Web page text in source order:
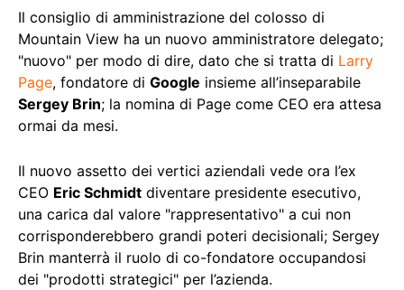
Il consiglio di amministrazione del colosso di
Mountain View ha un nuovo amministratore delegato;
"nuovo" per modo di dire, dato che si tratta di Larry
Page, fondatore di Google insieme all’inseparabile
Sergey Brin; la nomina di Page come CEO era attesa
ormai da mesi.
Il nuovo assetto dei vertici aziendali vede ora l’ex
CEO Eric Schmidt diventare presidente esecutivo,
una carica dal valore "rappresentativo" a cui non
corrisponderebbero grandi poteri decisionali; Sergey
Brin manterrà il ruolo di co-fondatore occupandosi
dei "prodotti strategici" per l’azienda.